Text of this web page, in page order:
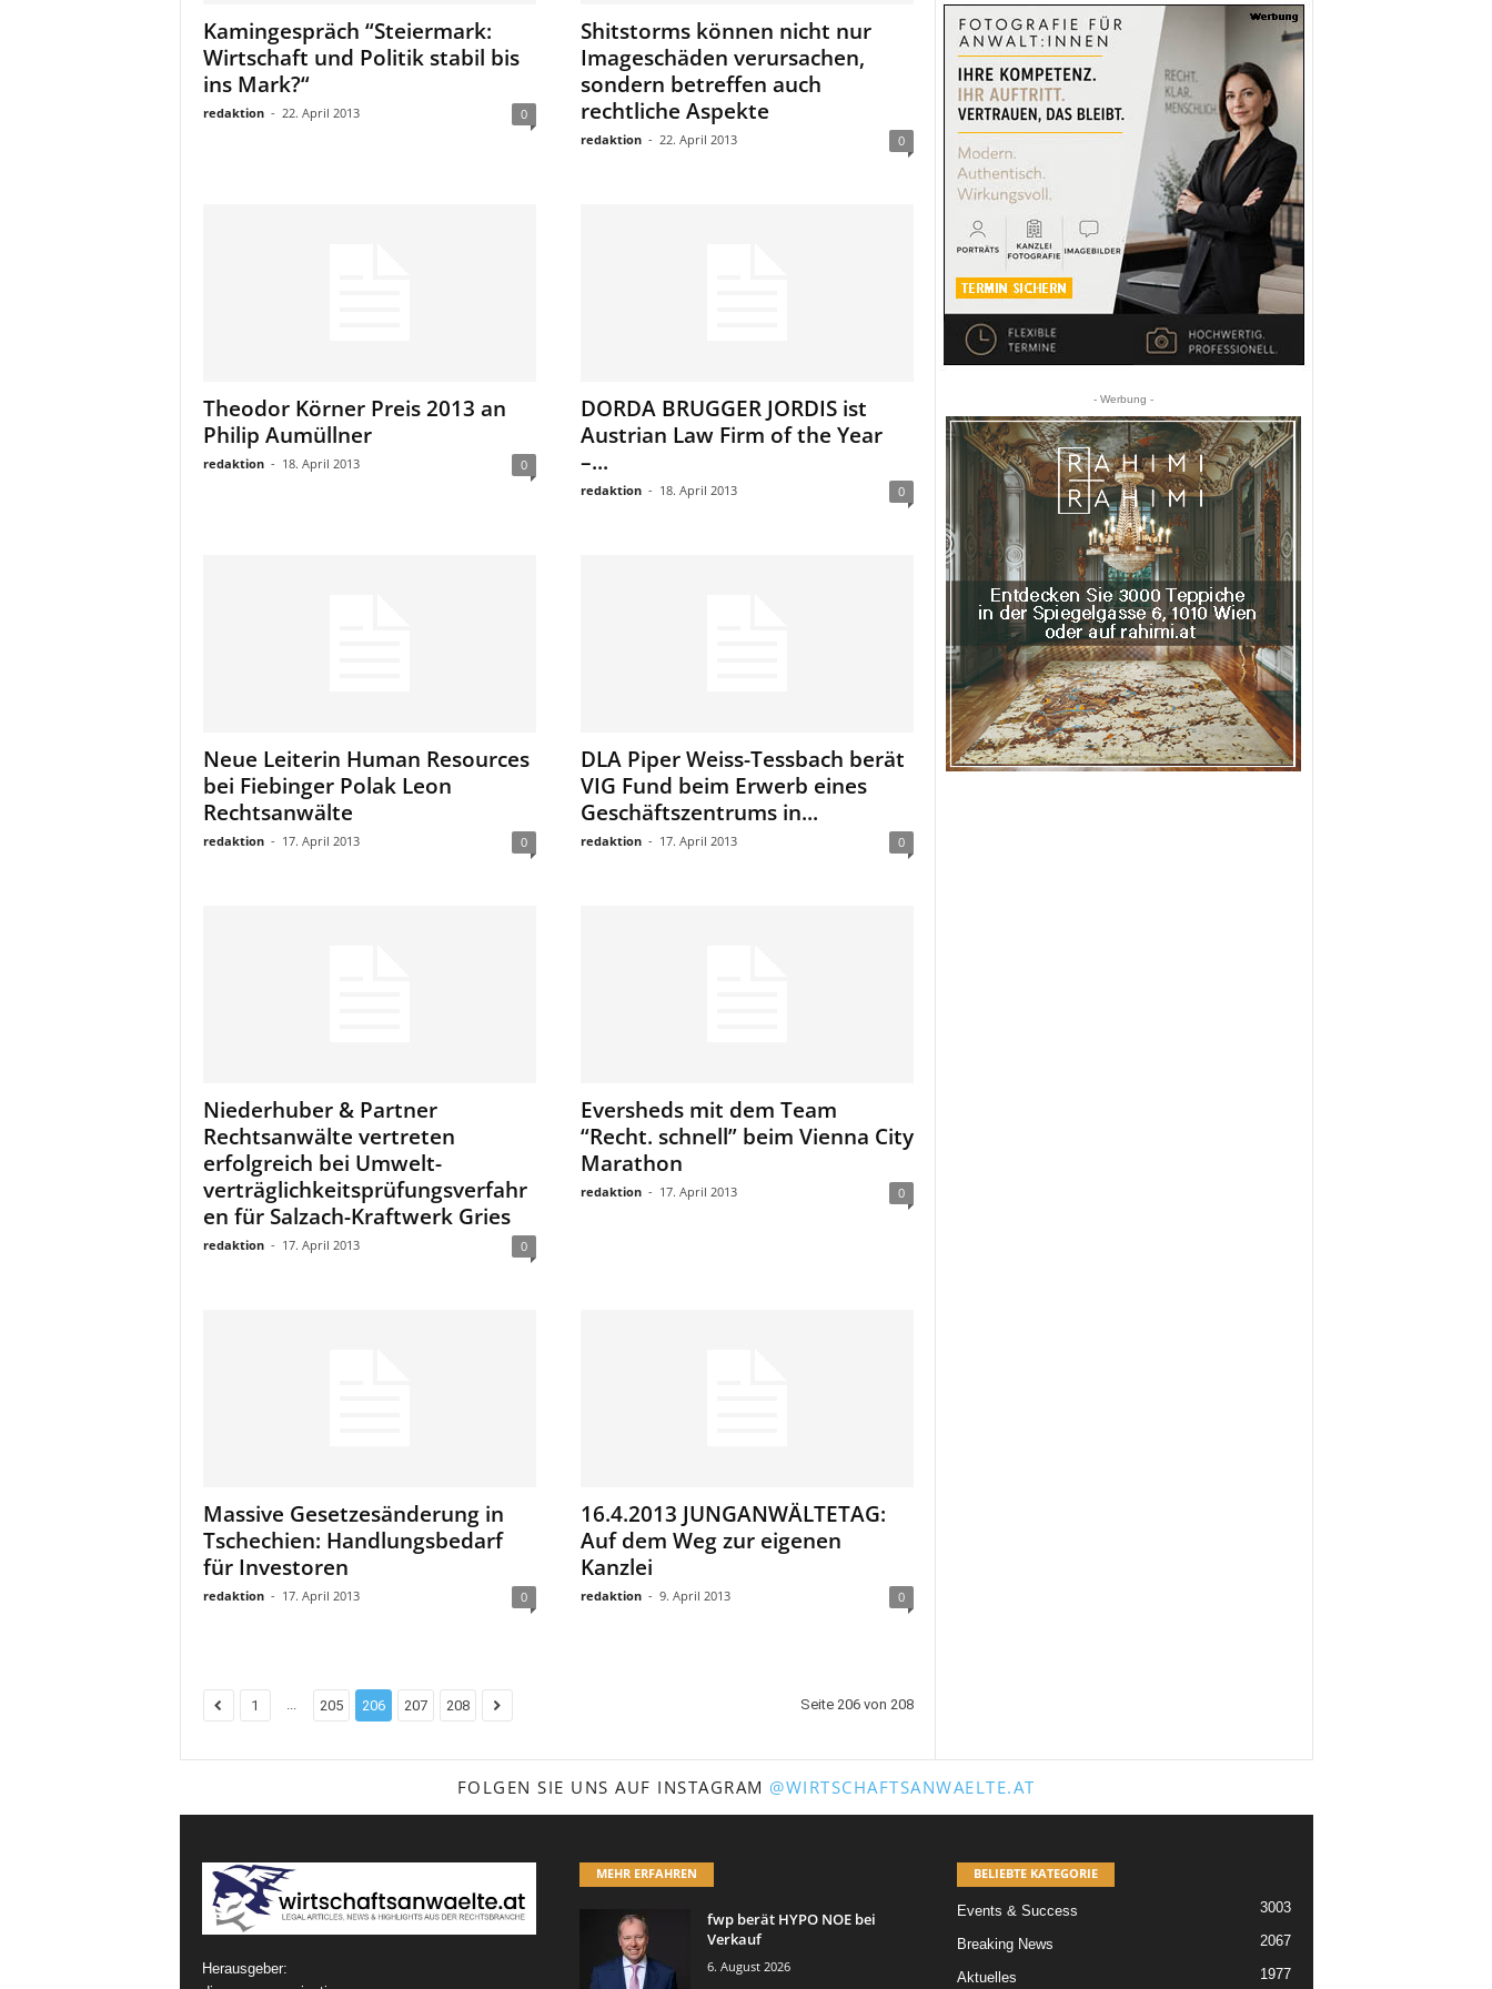
Kamingespräch “Steiermark:
Wirtschaft und Politik stabil bis
ins Mark?“
redaktion - 22. April 2013 0
Shitstorms können nicht nur
Imageschäden verursachen,
sondern betreffen auch
rechtliche Aspekte
redaktion - 22. April 2013 0
Theodor Körner Preis 2013 an
Philip Aumüllner
redaktion - 18. April 2013 0
DORDA BRUGGER JORDIS ist
Austrian Law Firm of the Year
–...
redaktion - 18. April 2013 0
Neue Leiterin Human Resources
bei Fiebinger Polak Leon
Rechtsanwälte
redaktion - 17. April 2013 0
DLA Piper Weiss-Tessbach berät
VIG Fund beim Erwerb eines
Geschäftszentrums in...
redaktion - 17. April 2013 0
Niederhuber & Partner
Rechtsanwälte vertreten
erfolgreich bei Umwelt-
verträglichkeitsprüfungsverfahr
en für Salzach-Kraftwerk Gries
redaktion - 17. April 2013 0
Eversheds mit dem Team
“Recht. schnell” beim Vienna City
Marathon
redaktion - 17. April 2013 0
Massive Gesetzesänderung in
Tschechien: Handlungsbedarf
für Investoren
redaktion - 17. April 2013 0
16.4.2013 JUNGANWÄLTETAG:
Auf dem Weg zur eigenen
Kanzlei
redaktion - 9. April 2013 0
1 ... 205 206 207 208 Seite 206 von 208
- Werbung -
FOLGEN SIE UNS AUF INSTAGRAM @WIRTSCHAFTSANWAELTE.AT
Herausgeber:
MEHR ERFAHREN
fwp berät HYPO NOE bei
Verkauf
6. August 2026
BELIEBTE KATEGORIE
Events & Success 3003
Breaking News 2067
Aktuelles 1977